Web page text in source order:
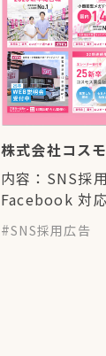
株式会社コス
内容：SNS採
Facebook 対
SNS採用広告